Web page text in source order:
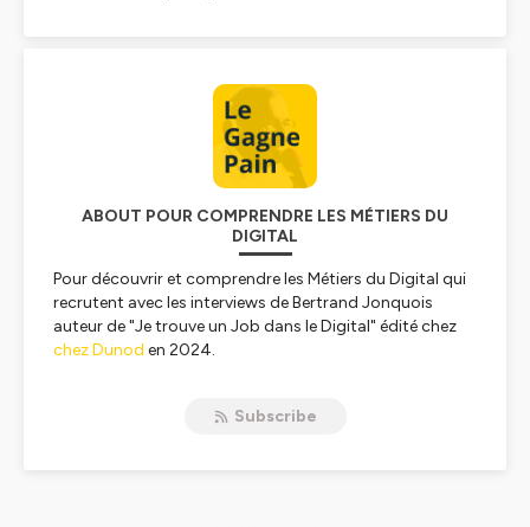
ABOUT POUR COMPRENDRE LES MÉTIERS DU
DIGITAL
Pour découvrir et comprendre les Métiers du Digital qui
recrutent avec les interviews de Bertrand Jonquois
auteur de "Je trouve un Job dans le Digital" édité chez
chez Dunod en 2024.
Nous respectons la parité et favorisons l'inclusion dans
Subscribe